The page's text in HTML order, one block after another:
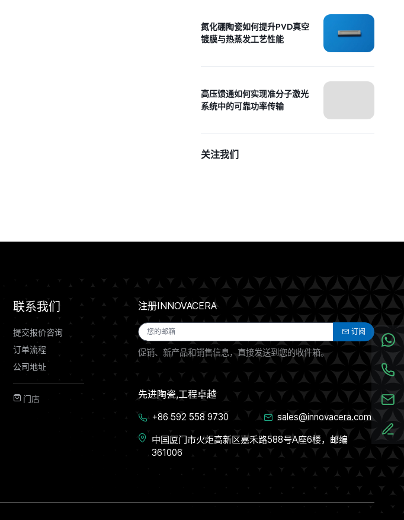
氮化硼陶瓷如何提升PVD真空
镀膜与热蒸发工艺性能
高压馈通如何实现准分子激光
系统中的可靠功率传输
关注我们
联系我们
提交报价咨询
订单流程
公司地址
门店
注册INNOVACERA
订阅
促销、新产品和销售信息，直接发送到您的收件箱。
先进陶瓷,工程卓越
+86 592 558 9730
sales@innovacera.com
中国厦门市火炬高新区嘉禾路588号A座6楼，邮编
361006